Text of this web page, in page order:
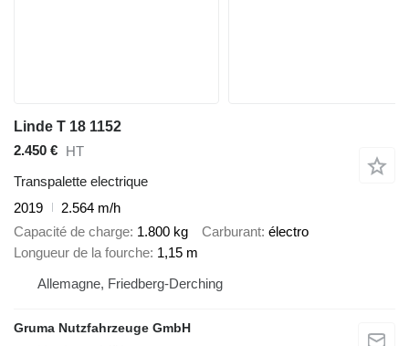
Linde T 18 1152
2.450 € HT
Transpalette electrique
2019
2.564 m/h
Capacité de charge 1.800 kg Carburant électro
Longueur de la fourche 1,15 m
Allemagne, Friedberg-Derching
Gruma Nutzfahrzeuge GmbH